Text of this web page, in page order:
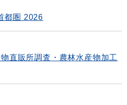
都圏 2026
直販所調査・農林水産物加工